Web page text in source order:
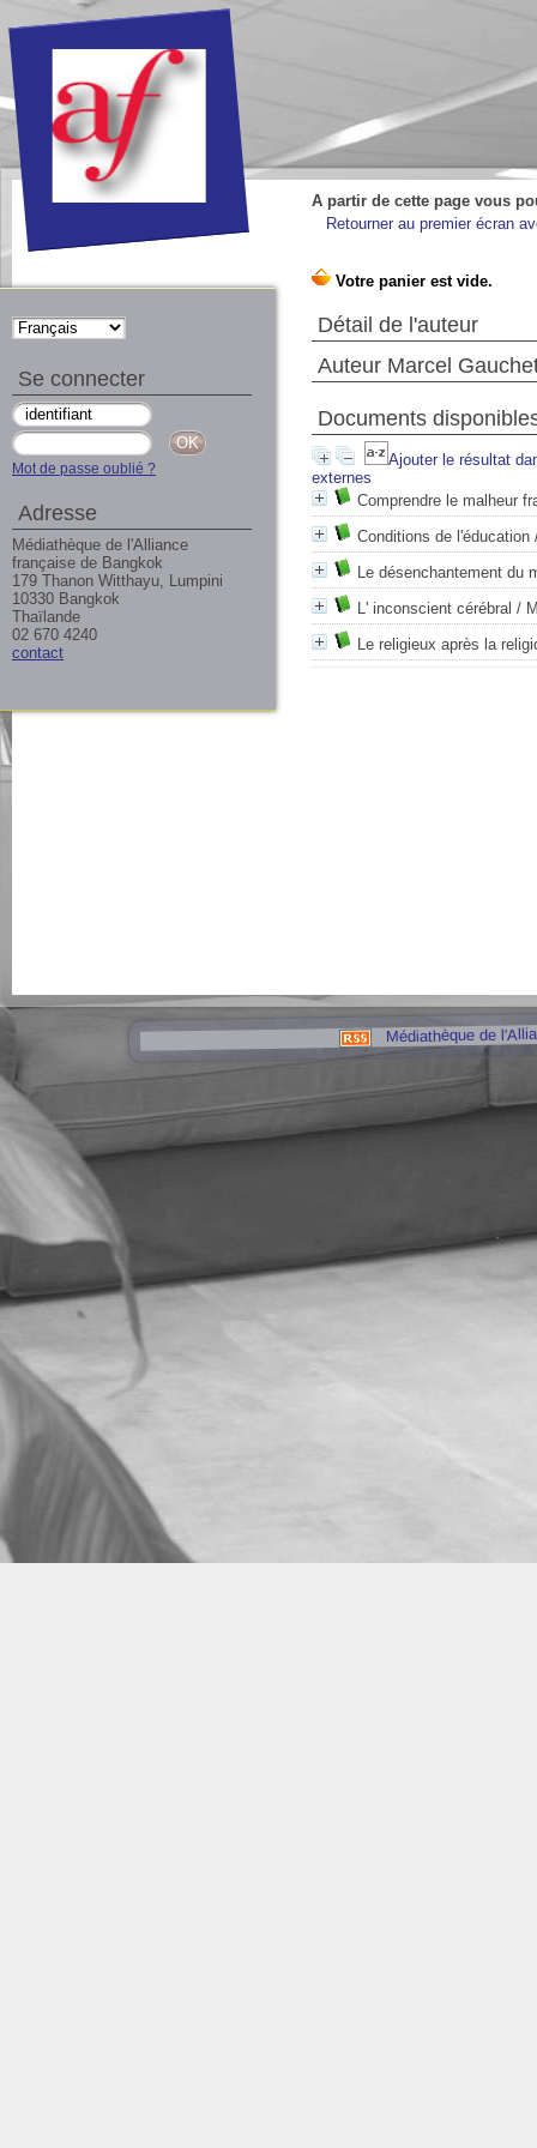
A partir de cette page vous
Retourner au premier écran
Détail de l'auteur
Auteur Marcel
Documents
Ajouter le résultat
externes
Comprendre le malheur
Conditions de l'éducation
Le désenchantement du
L' inconscient cérébral /
Le religieux après la
Médiathèque de
Se connecter
Mot de passe oublié ?
Adresse
Médiathèque de l'Alliance
française de Bangkok
179 Thanon Witthayu, Lumpini
10330 Bangkok
Thaïlande
02 670 4240
contact